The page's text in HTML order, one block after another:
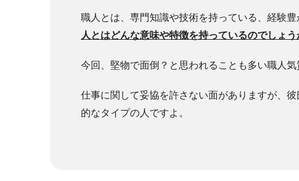
職人とは、専門知識や技術を持っている、経験
人とはどんな意味や特徴を持っているのでしょう
今回、堅物で面倒？と思われることも多い職人気
仕事に関して妥協を許さない面がありますが、
的なタイプの人ですよ。